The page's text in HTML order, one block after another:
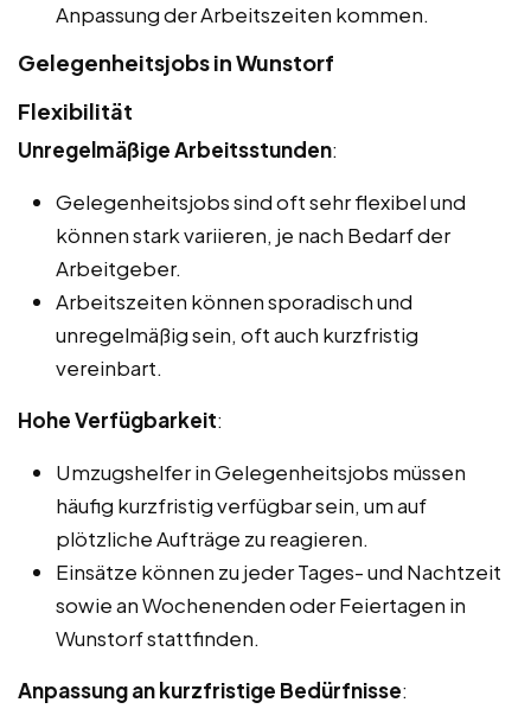
Anpassung der Arbeitszeiten kommen.
Gelegenheitsjobs in Wunstorf
Flexibilität
Unregelmäßige Arbeitsstunden:
Gelegenheitsjobs sind oft sehr flexibel und
können stark variieren, je nach Bedarf der
Arbeitgeber.
Arbeitszeiten können sporadisch und
unregelmäßig sein, oft auch kurzfristig
vereinbart.
Hohe Verfügbarkeit:
Umzugshelfer in Gelegenheitsjobs müssen
häufig kurzfristig verfügbar sein, um auf
plötzliche Aufträge zu reagieren.
Einsätze können zu jeder Tages- und Nachtzeit
sowie an Wochenenden oder Feiertagen in
Wunstorf stattfinden.
Anpassung an kurzfristige Bedürfnisse: